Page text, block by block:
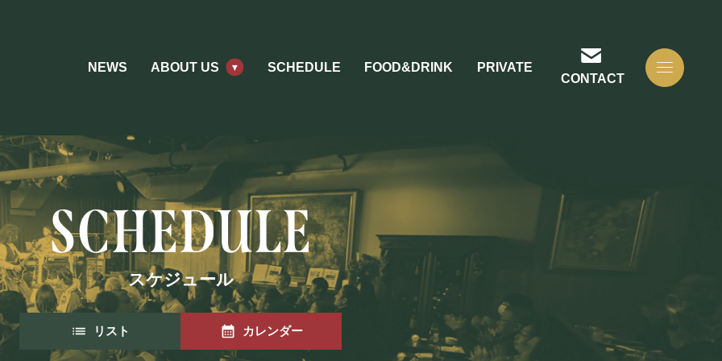
NEWS ABOUT US SCHEDULE FOOD&DRINK
PRIVATE
CONTACT
ABOUT US
スケジュール
リスト カレンダー